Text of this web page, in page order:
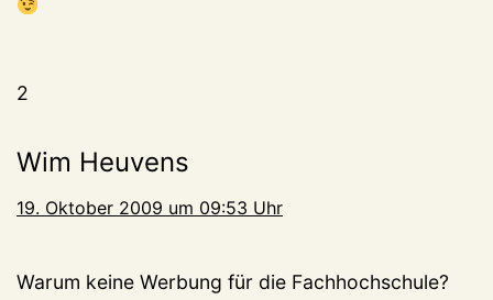
2
Wim Heuvens
19. Oktober 2009 um 09:53 Uhr
Warum keine Werbung für die Fachhochschule?